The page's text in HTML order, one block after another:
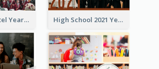
Colorful Pastel Yearbook Photo Book High School 2021 Yearbook Photo Book